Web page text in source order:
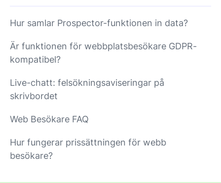
Hur samlar Prospector-funktionen in data?
Är funktionen för webbplatsbesökare GDPR-
kompatibel?
Live-chatt: felsökningsaviseringar på
skrivbordet
Web Besökare FAQ
Hur fungerar prissättningen för webb
besökare?